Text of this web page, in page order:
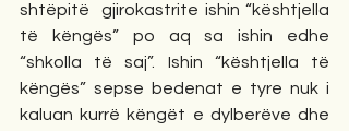
shtëpitë  gjirokastrite ishin “kështjella
të këngës” po aq sa ishin edhe
“shkolla të saj”. Ishin “kështjella të
këngës” sepse bedenat e tyre nuk i
kaluan kurrë këngët e dylberëve dhe